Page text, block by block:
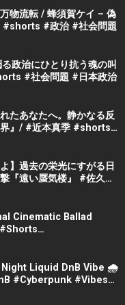
万物流転 / 蜂須賀ケイ – 偽
#shorts #政治 #社会問題
政治にひとり抗う魂の叫
#社会問題 #日本政治
たあなたへ。静かなる反
』/ #近本真季 #shorts
】過去の栄光にすがる日
『遠い蜃気楼』 #佐久間
Cinematic Ballad
Liquid DnB Vibe 🌧️
#Cyberpunk #Vibes